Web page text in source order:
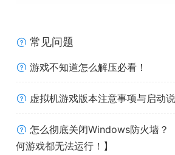
带上心爱的山地车，选择一个车队，努
者吧。你可以选择顽强而热衷特技的
熟并擅长花式越野的 Arboreal 车队，
求极致速度的 Kinetic 车队。
玩家将获得车队专用的配色和服
获得最高名望值的车队将夺得专属
常见问题
游戏不知道怎么解压必看！
虚拟机游戏版本注意事项与启动
怎么彻底关闭Windows防火墙？
何游戏都无法运行！】